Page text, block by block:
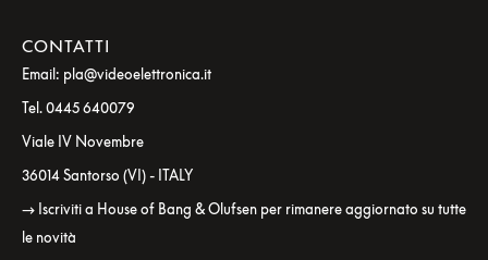
CONTATTI
Email: pla@videoelettronica.it
Tel. 0445 640079
Viale IV Novembre
36014 Santorso (VI) - ITALY
→ Iscriviti a House of Bang & Olufsen per rimanere aggiornato su tutte
le novità